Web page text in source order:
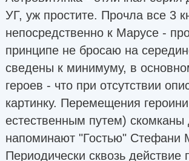
УГ, уж простите. Прочла все 3
непосредственно к Марусе -
принципе не бросаю на
сведены к минимуму, в
героев - что при отсутствии
картинку. Перемещения
естественным путем)
напоминают "Гостью" Стефани
Периодически сквозь действие